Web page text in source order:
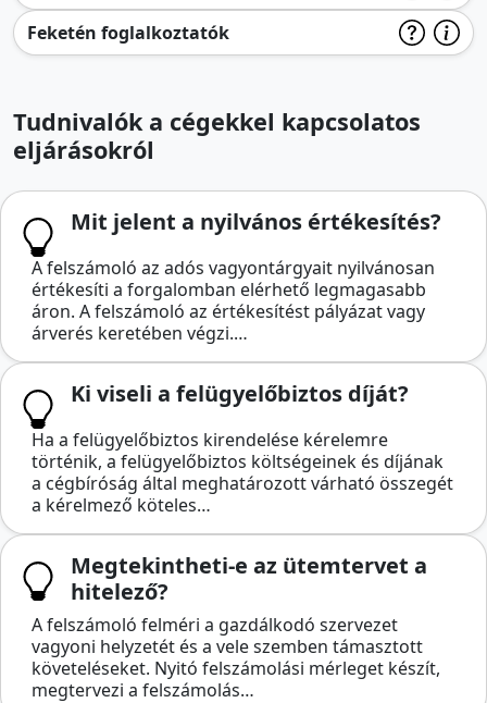
Feketén foglalkoztatók
Tudnivalók a cégekkel kapcsolatos
eljárásokról
Mit jelent a nyilvános értékesítés?
A felszámoló az adós vagyontárgyait nyilvánosan
értékesíti a forgalomban elérhető legmagasabb
áron. A felszámoló az értékesítést pályázat vagy
árverés keretében végzi.…
Ki viseli a felügyelőbiztos díját?
Ha a felügyelőbiztos kirendelése kérelemre
történik, a felügyelőbiztos költségeinek és díjának
a cégbíróság által meghatározott várható összegét
a kérelmező köteles…
Megtekintheti-e az ütemtervet a
hitelező?
A felszámoló felméri a gazdálkodó szervezet
vagyoni helyzetét és a vele szemben támasztott
követeléseket. Nyitó felszámolási mérleget készít,
megtervezi a felszámolás…